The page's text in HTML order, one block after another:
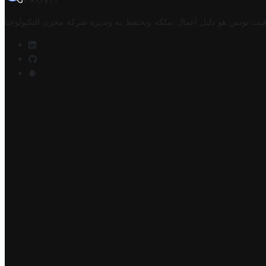
تونس هو دليل أعمال تملكه وتحتفظ به وتديره شركة مخزن التكنولوجيا